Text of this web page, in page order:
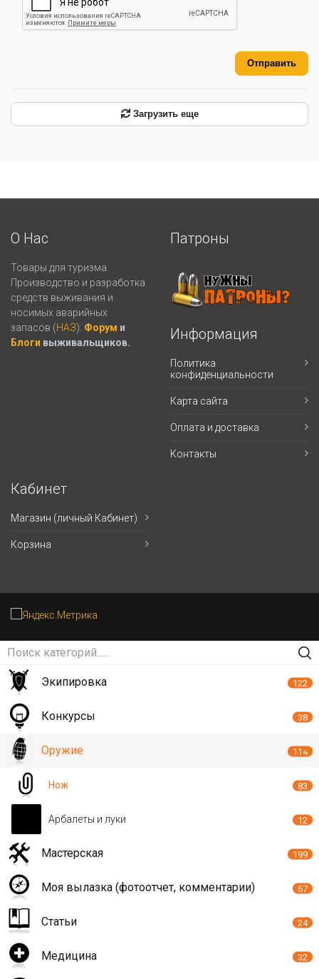
Отправить
Загрузить еще
О Нас
Товары для туризма.
Производство и разработка
средств выживания и
носимых аварийных
запасов (НАЗ). Форум и
Блоги выживальщиков.
Патроны
Информация
Политика
конфиденциальности
Карта сайта
Оплата и доставка
Контакты
Кабинет
Магазин (личный Кабинет)
Корзина
Экипировка 122
Конкурсы 38
Оружие 114
Нож 83
Арбалеты и луки 12
Мастерская 199
Моя вылазка (фотоотчет, комментарии) 67
Статьи 24
Медицина 32